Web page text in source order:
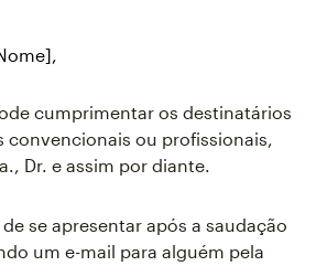
cumprimentar os destinatários
convencionais ou profissionais,
Dr. e assim por diante.
se apresentar após a saudação
um e-mail para alguém pela